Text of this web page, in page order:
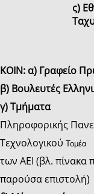
ς)
KOIN: α) Γραφείο
β) Βουλευτές
γ)Τμήματα
Πληροφορικής
Τεχνολογικού Τομέα
των ΑΕΙ (βλ. πίνακα
παρούσα επιστολή)